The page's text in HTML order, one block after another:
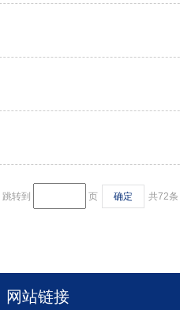
跳转到 页 确定 共72条
网站链接